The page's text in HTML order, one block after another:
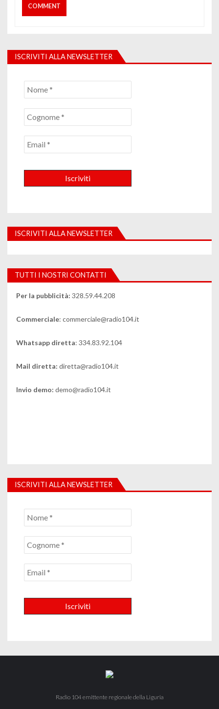
ISCRIVITI ALLA NEWSLETTER
ISCRIVITI ALLA NEWSLETTER
TUTTI I NOSTRI CONTATTI
Per la pubblicità: 328.59.44.208
Commerciale: commerciale@radio104.it
Whatsapp diretta: 334.83.92.104
Mail diretta: diretta@radio104.it
Invio demo: demo@radio104.it
ISCRIVITI ALLA NEWSLETTER
Radio 104 emittente regionale della Liguria